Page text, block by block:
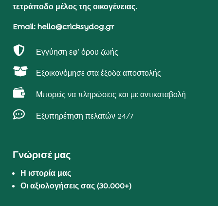
τετράποδο μέλος της οικογένειας.
Email: hello@cricksydog.gr
 Εγγύηση εφ’ όρου ζωής
 Εξοικονόμησε στα έξοδα αποστολής
 Μπορείς να πληρώσεις και με αντικαταβολή
 Εξυπηρέτηση πελατών 24/7
Γνώρισέ μας
Η ιστορία μας
Οι αξιολογήσεις σας (30.000+)